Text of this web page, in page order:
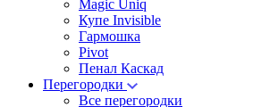
Magic Uniq
Купе Invisible
Гармошка
Pivot
Пенал Каскад
Перегородки
Все перегородки